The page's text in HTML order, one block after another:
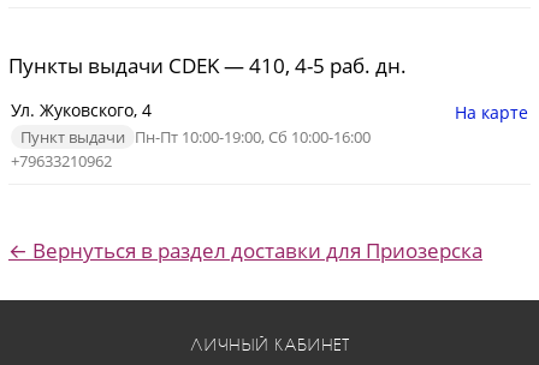
Пункты выдачи CDEK — 410, 4-5 раб. дн.
Ул. Жуковского, 4
Пункт выдачи Пн-Пт 10:00-19:00, Сб 10:00-16:00
+79633210962
На карте
← Вернуться в раздел доставки для Приозерска
ЛИЧНЫЙ КАБИНЕТ